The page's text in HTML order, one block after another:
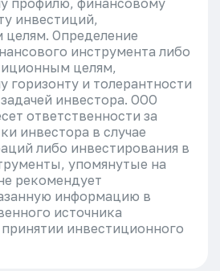
инвестиций,
Определение
инструмента либо
целям,
горизонту и толерантности
инвестора. ООО
ответственности за
инвестора в случае
либо инвестирования в
упомянутые на
рекомендует
информацию в
источника
инвестиционного